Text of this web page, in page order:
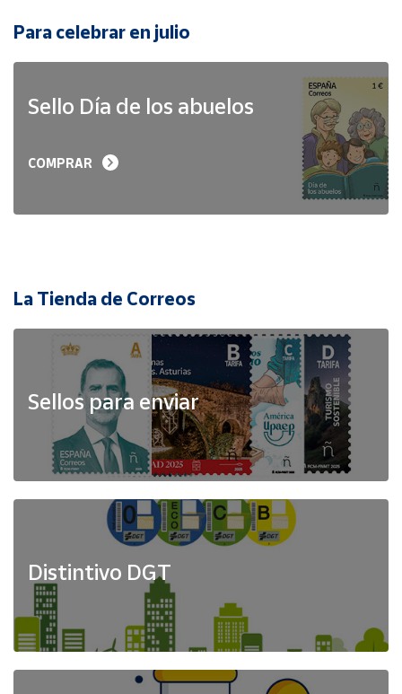
Para celebrar en julio
Sello Día de los abuelos
COMPRAR
La Tienda de Correos
Sellos para enviar
Distintivo DGT